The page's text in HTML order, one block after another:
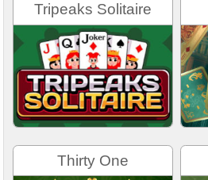
Tripeaks Solitaire
Thirty One